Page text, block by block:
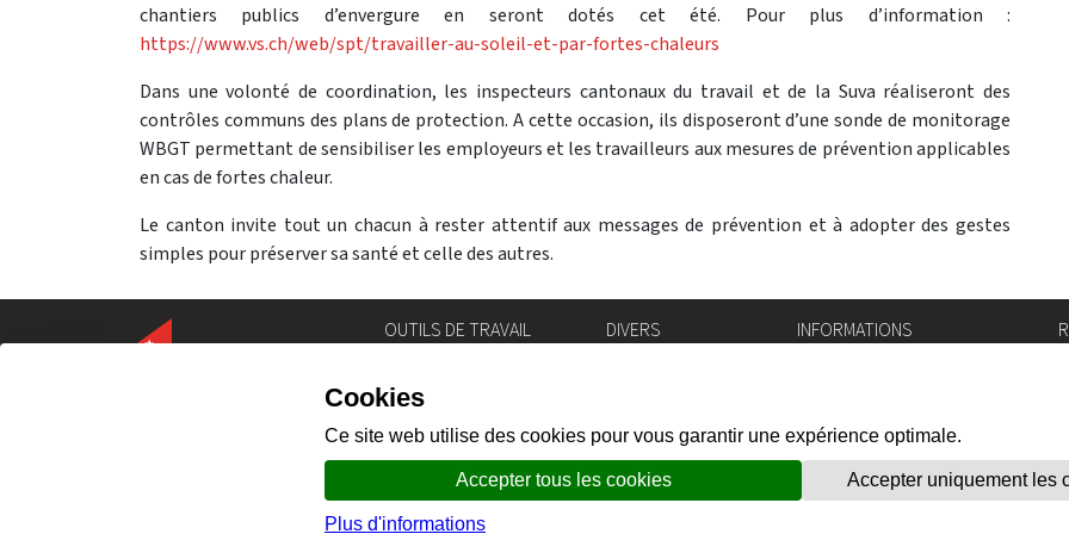
chantiers publics d’envergure en seront dotés cet été. Pour plus d’information :
https://www.vs.ch/web/spt/travailler-au-soleil-et-par-fortes-chaleurs
Dans une volonté de coordination, les inspecteurs cantonaux du travail et de la Suva réaliseront des
contrôles communs des plans de protection. A cette occasion, ils disposeront d’une sonde de monitorage
WBGT permettant de sensibiliser les employeurs et les travailleurs aux mesures de prévention applicables
en cas de fortes chaleur.
Le canton invite tout un chacun à rester attentif aux messages de prévention et à adopter des gestes
simples pour préserver sa santé et celle des autres.
OUTILS DE TRAVAIL
Géoportail
Intranet
Portail des communes
DIVERS
INFORMATIONS
Mentions légales
Réseaux sociaux
Politique de confidentialité